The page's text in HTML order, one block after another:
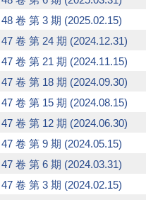
卷 第 3 期 (2025.02.15)
卷 第 24 期 (2024.12.31)
卷 第 21 期 (2024.11.15)
卷 第 18 期 (2024.09.30)
卷 第 15 期 (2024.08.15)
卷 第 12 期 (2024.06.30)
卷 第 9 期 (2024.05.15)
卷 第 6 期 (2024.03.31)
卷 第 3 期 (2024.02.15)